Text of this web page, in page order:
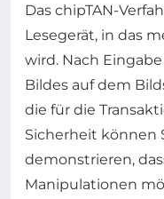
Das chipTAN-
Lesegerät, in das
wird. Nach
Bildes auf dem
die für die
Sicherheit können
demonstrieren,
Manipulationen